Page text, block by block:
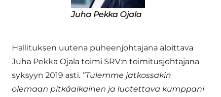
Juha Pekka Ojala
Hallituksen uutena puheenjohtajana aloittava
Juha Pekka Ojala toimi SRV:n toimitusjohtajana
syksyyn 2019 asti. ”Tulemme jatkossakin
olemaan pitkäaikainen ja luotettava kumppani